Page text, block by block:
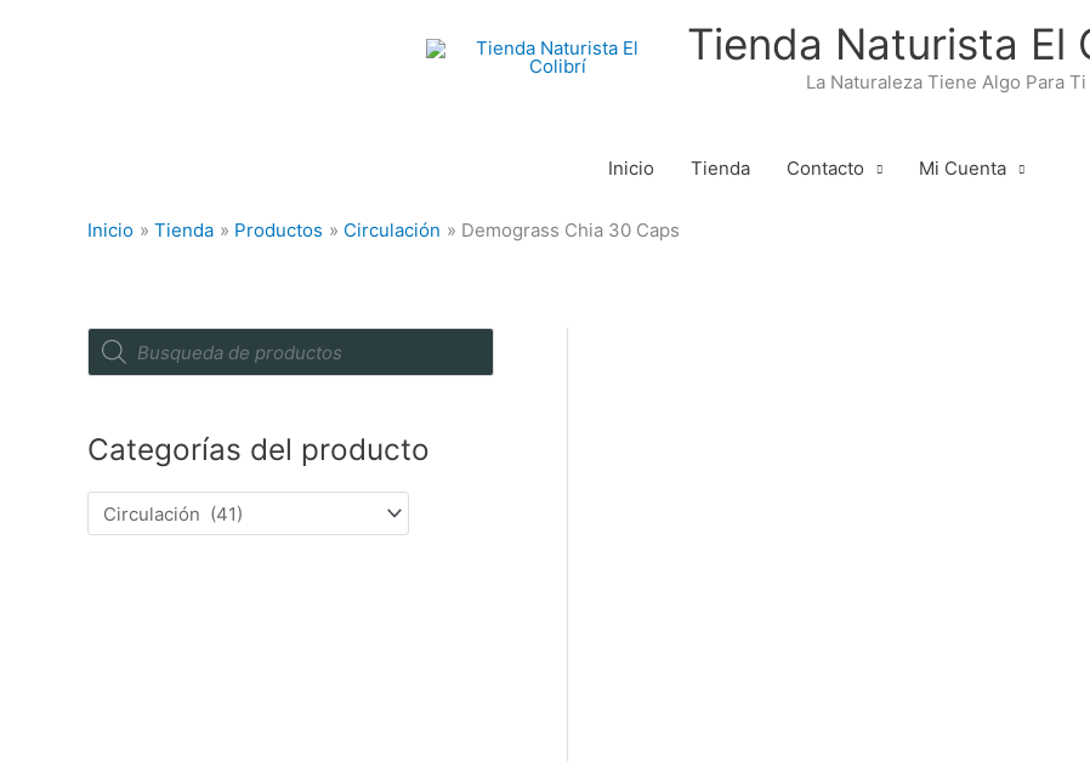
Tienda Naturista El
La Naturaleza Tiene Algo Para Ti
Inicio Tienda Contacto Mi Cuenta
Inicio Tienda Productos Circulación Demograss Chia 30 Caps
P
o
t
s
e
r
Categorías del producto